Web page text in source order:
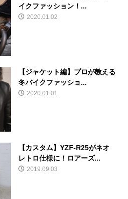
イクファッション！...
2020.01.02
【ジャケット編】プロが教える
冬バイクファッショ...
2020.01.01
【カスタム】YZF-R25がネオ
レトロ仕様に！ロアーズ...
2019.09.03